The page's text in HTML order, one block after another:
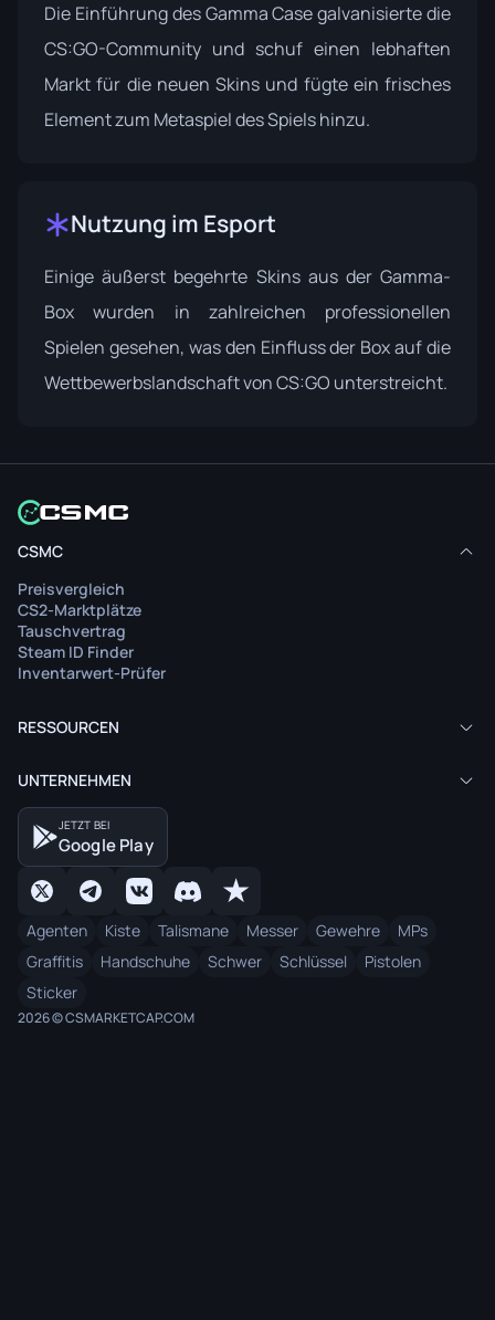
Die Einführung des Gamma Case galvanisierte die
CS:GO-Community und schuf einen lebhaften
Markt für die neuen Skins und fügte ein frisches
Element zum Metaspiel des Spiels hinzu.
Nutzung im Esport
Einige äußerst begehrte Skins aus der Gamma-
Box wurden in zahlreichen professionellen
Spielen gesehen, was den Einfluss der Box auf die
Wettbewerbslandschaft von CS:GO unterstreicht.
CSMC
Preisvergleich
CS2-Marktplätze
Tauschvertrag
Steam ID Finder
Inventarwert-Prüfer
RESSOURCEN
UNTERNEHMEN
JETZT BEI
Google Play
Agenten Kiste Talismane Messer Gewehre
MPs
Graffitis
Handschuhe Schwer Schlüssel
Pistolen
Sticker
2026 © CSMARKETCAP.COM